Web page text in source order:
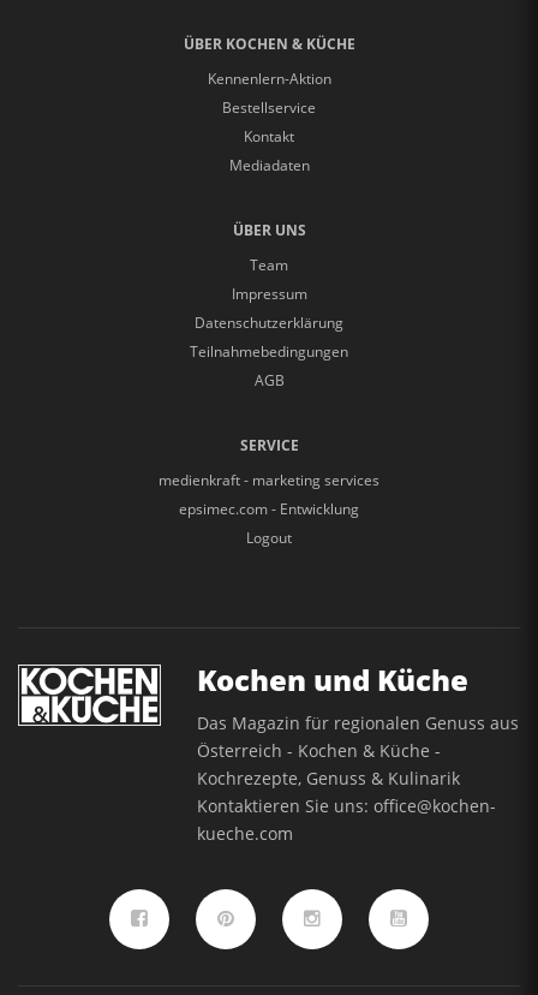
ÜBER KOCHEN & KÜCHE
Kennenlern-Aktion
Bestellservice
Kontakt
Mediadaten
ÜBER UNS
Team
Impressum
Datenschutzerklärung
Teilnahmebedingungen
AGB
SERVICE
medienkraft - marketing services
epsimec.com - Entwicklung
Logout
Kochen und Küche
Das Magazin für regionalen Genuss aus
Österreich - Kochen & Küche -
Kochrezepte, Genuss & Kulinarik
Kontaktieren Sie uns:office@kochen-
kueche.com